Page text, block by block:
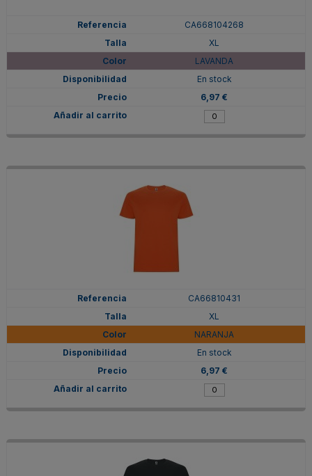
CA668104268
XL
LAVANDA
En stock
6,97 €
CA66810431
XL
NARANJA
En stock
6,97 €